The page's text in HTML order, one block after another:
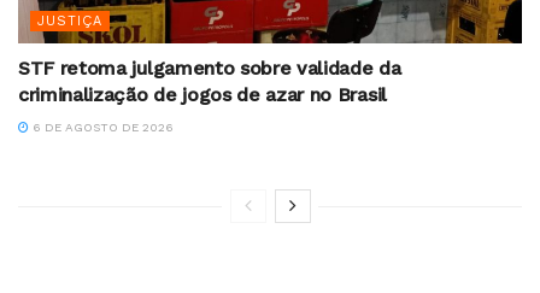
JUSTIÇA
STF retoma julgamento sobre validade da
criminalização de jogos de azar no Brasil
6 DE AGOSTO DE 2026